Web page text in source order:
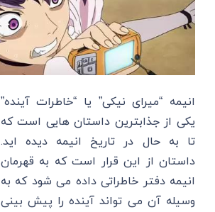
انیمه “میرای نیکی” یا “خاطرات آینده”
یکی از جذابترین داستان هایی است که
تا به حال در تاریخ انیمه دیده اید.
داستان از این قرار است که به قهرمان
انیمه دفتر خاطراتی داده می شود که به
وسیله آن می تواند آینده را پیش بینی